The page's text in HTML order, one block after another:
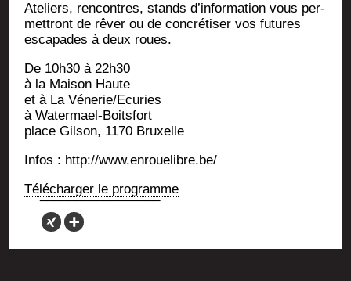
Ate­liers, ren­contres, stands d’information vous per­
met­tront de rêver ou de concré­ti­ser vos futures
esca­pades à deux roues.
De 10h30 à 22h30
à la Mai­son Haute
et à La Vénerie/Ecuries
à Watermael-Boitsfort
place Gil­son, 1170 Bruxelle
Infos : http://www.enrouelibre.be/
Télé­char­ger le programme